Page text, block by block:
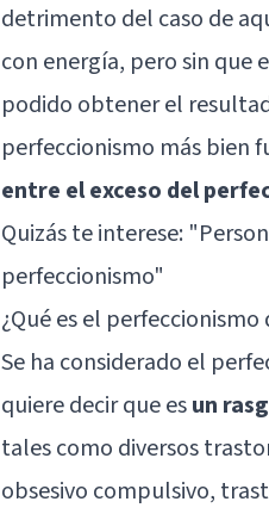
detrimento del caso de
con energía, pero sin que
podido obtener el
perfeccionismo más bien
entre el exceso del
Quizás te interese:
perfeccionismo"
¿Qué es el
Se ha considerado el
quiere decir que esun
tales como diversos
obsesivo compulsivo,